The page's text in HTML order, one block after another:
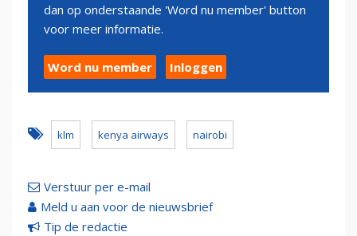
dan op onderstaande 'Word nu member' button
voor meer informatie.
Word nu member Inloggen
klm kenya airways nairobi
Verstuur per e-mail
Meld u aan voor de nieuwsbrief
Tip de redactie